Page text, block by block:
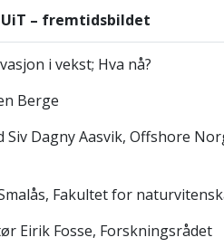
– fremtidsbildet
i vekst; Hva nå?
Berge
Siv DagnyAasvik, Offshore
Fakultet for
Eirik Fosse, Forskningsrådet